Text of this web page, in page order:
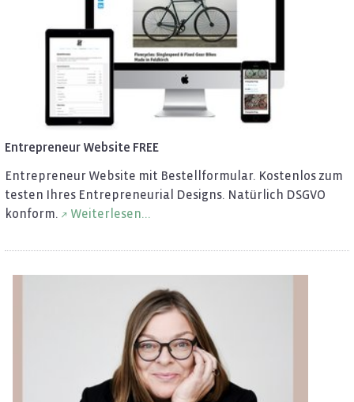
En­tre­pre­neur Web­site FREE
En­tre­pre­neur Web­site mit Be­stell­for­mu­lar. Kos­ten­los zum
tes­ten Ihres En­tre­pre­neu­ri­al De­signs. Na­tür­lich DSGVO
kon­form.
Wei­ter­le­sen...